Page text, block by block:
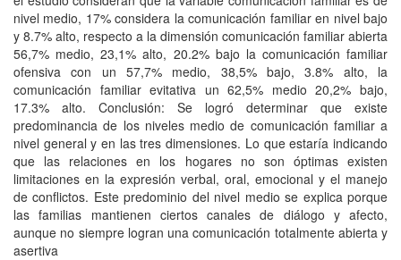
nivel medio, 17% considera la comunicación familiar en nivel bajo
y 8.7% alto, respecto a la dimensión comunicación familiar abierta
56,7% medio, 23,1% alto, 20.2% bajo la comunicación familiar
ofensiva con un 57,7% medio, 38,5% bajo, 3.8% alto, la
comunicación familiar evitativa un 62,5% medio 20,2% bajo,
17.3% alto. Conclusión: Se logró determinar que existe
predominancia de los niveles medio de comunicación familiar a
nivel general y en las tres dimensiones. Lo que estaría indicando
que las relaciones en los hogares no son óptimas existen
limitaciones en la expresión verbal, oral, emocional y el manejo
de conflictos. Este predominio del nivel medio se explica porque
las familias mantienen ciertos canales de diálogo y afecto,
aunque no siempre logran una comunicación totalmente abierta y
asertiva